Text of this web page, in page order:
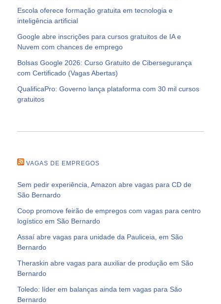
Escola oferece formação gratuita em tecnologia e
inteligência artificial
Google abre inscrições para cursos gratuitos de IA e
Nuvem com chances de emprego
Bolsas Google 2026: Curso Gratuito de Cibersegurança
com Certificado (Vagas Abertas)
QualificaPro: Governo lança plataforma com 30 mil cursos
gratuitos
VAGAS DE EMPREGOS
Sem pedir experiência, Amazon abre vagas para CD de
São Bernardo
Coop promove feirão de empregos com vagas para centro
logístico em São Bernardo
Assaí abre vagas para unidade da Pauliceia, em São
Bernardo
Theraskin abre vagas para auxiliar de produção em São
Bernardo
Toledo: líder em balanças ainda tem vagas para São
Bernardo